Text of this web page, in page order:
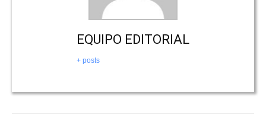
EQUIPO EDITORIAL
+ posts